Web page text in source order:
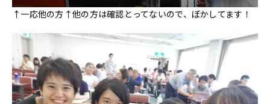
↑一応他の方↑他の方は確認とってないので、ぼかしてます！